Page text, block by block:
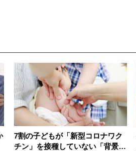
7割の子どもが「新型コロナワク
チン」を接種していない「背景」